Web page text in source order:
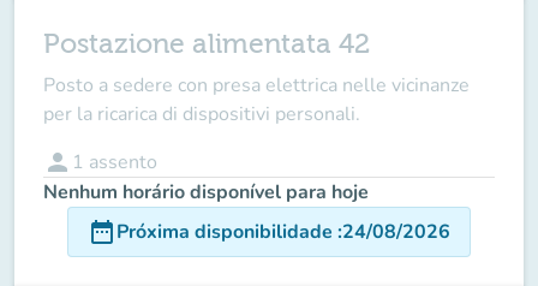
Postazione alimentata 42
Posto a sedere con presa elettrica nelle vicinanze
per la ricarica di dispositivi personali.
person 1 assento
Nenhum horário disponível para hoje
date_rangePróxima disponibilidade :24/08/2026